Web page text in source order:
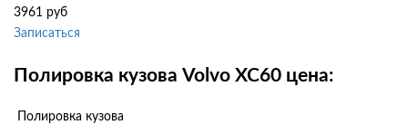
3961 руб
Записаться
Полировка кузова Volvo XC60 цена:
Полировка кузова